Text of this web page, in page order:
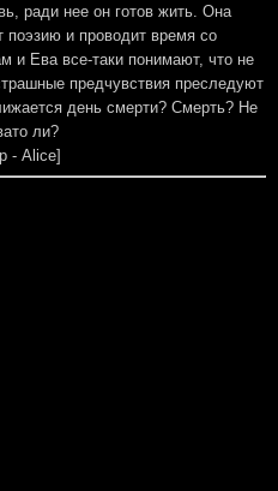
ради нее он готов жить. Она
поэзию и проводит время со
и Ева все-таки понимают, что не
предчувствия преследуют
день смерти? Смерть? Не
ли?
- Alice]